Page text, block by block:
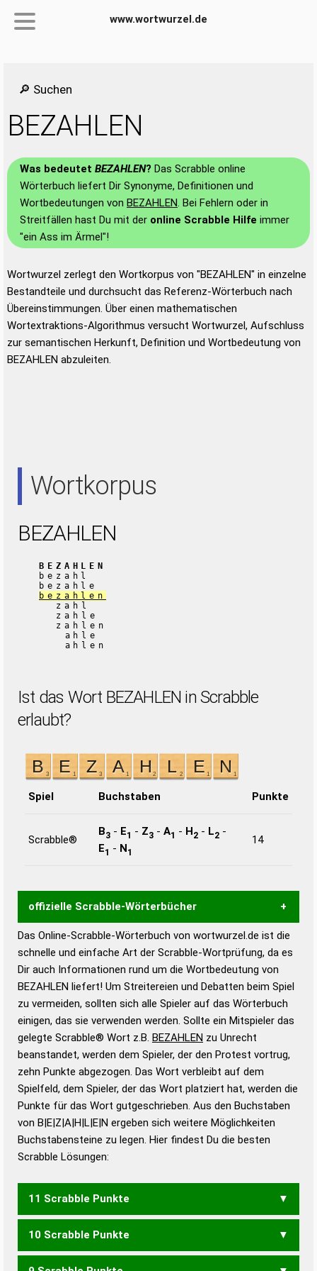
www.wortwurzel.de
🔎 Suchen
BEZAHLEN
Was bedeutet BEZAHLEN? Das Scrabble online
Wörterbuch liefert Dir Synonyme, Definitionen und
Wortbedeutungen von BEZAHLEN. Bei Fehlern oder in
Streitfällen hast Du mit der online Scrabble Hilfe immer
"ein Ass im Ärmel"!
Wortwurzel zerlegt den Wortkorpus von "BEZAHLEN" in einzelne
Bestandteile und durchsucht das Referenz-Wörterbuch nach
Übereinstimmungen. Über einen mathematischen
Wortextraktions-Algorithmus versucht Wortwurzel, Aufschluss
zur semantischen Herkunft, Definition und Wortbedeutung von
BEZAHLEN abzuleiten.
Wortkorpus
BEZAHLEN
BEZAHLEN
bezahl
bezahle
bezahlen
zahl
zahle
zahlen
ahle
ahlen
Ist das Wort BEZAHLEN in Scrabble
erlaubt?
Spiel Buchstaben Punkte
Scrabble®
B3 - E1 - Z3 - A1 - H2 - L2 -
E1 - N1
14
offizielle Scrabble-Wörterbücher
Wortwurzel liefert mit Hilfe eines semantischen
Wortanalyse-Algorithmus gute Anhaltspunkte zu
Wortbedeutung, Worttrennung und Wortform, um die
Gültigkeit eines Wortes für das Scrabble-Spiel zu
bestimmen!
zugelassene Turnier Scrabble-
Wörterbücher sind:
Duden – Standardwerk in 12 Bänden
Duden – Richtiges und gutes
Deutsch
Duden – Die deutsche Grammatik
Duden – Deutsches
Das Online-Scrabble-Wörterbuch von wortwurzel.de ist die
schnelle und einfache Art der Scrabble-Wortprüfung, da es
Dir auch Informationen rund um die Wortbedeutung von
BEZAHLEN liefert! Um Streitereien und Debatten beim Spiel
zu vermeiden, sollten sich alle Spieler auf das Wörterbuch
einigen, das sie verwenden werden. Sollte ein Mitspieler das
gelegte Scrabble® Wort z.B. BEZAHLEN zu Unrecht
beanstandet, werden dem Spieler, der den Protest vortrug,
zehn Punkte abgezogen. Das Wort verbleibt auf dem
Spielfeld, dem Spieler, der das Wort platziert hat, werden die
Punkte für das Wort gutgeschrieben. Aus den Buchstaben
von B|E|Z|A|H|L|E|N ergeben sich weitere Möglichkeiten
Buchstabensteine zu legen. Hier findest Du die besten
Scrabble Lösungen:
11 Scrabble Punkte
BALZEN BELZEN ABLEHNE
10 Scrabble Punkte